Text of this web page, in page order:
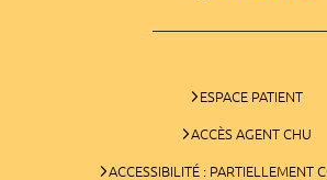
ESPACE PATIENT
ACCÈS AGENT CHU
ACCESSIBILITÉ : PARTIELLEMENT